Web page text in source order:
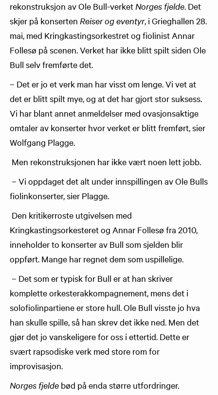
rekonstruksjon av Ole Bull-verket Norges fjelde. Det
skjer på konserten Reiser og eventyr, i Grieghallen 28.
mai, med Kringkastingsorkestret og fiolinist Annar
Follesø på scenen. Verket har ikke blitt spilt siden Ole
Bull selv fremførte det.
– Det er jo et verk man har visst om lenge. Vi vet at
det er blitt spilt mye, og at det har gjort stor suksess.
Vi har blant annet anmeldelser med ovasjonsaktige
omtaler av konserter hvor verket er blitt fremført, sier
Wolfgang Plagge.
Men rekonstruksjonen har ikke vært noen lett jobb.
– Vi oppdaget det alt under innspillingen av Ole Bulls
fiolinkonserter, sier Plagge.
Den kritikerroste utgivelsen med
Kringkastingsorkesteret og Annar Follesø fra 2010,
inneholder to konserter av Bull som sjelden blir
oppført. Mange har regnet dem som uspillelige.
– Det som er typisk for Bull er at han skriver
komplette orkesterakkompagnement, mens det i
solofiolinpartiene er store hull. Ole Bull visste jo hva
han skulle spille, så han skrev det ikke ned. Men det
gjør det jo vanskeligere for oss i ettertid. Dette er
svært rapsodiske verk med store rom for
improvisasjon.
Norges fjelde bød på enda større utfordringer.